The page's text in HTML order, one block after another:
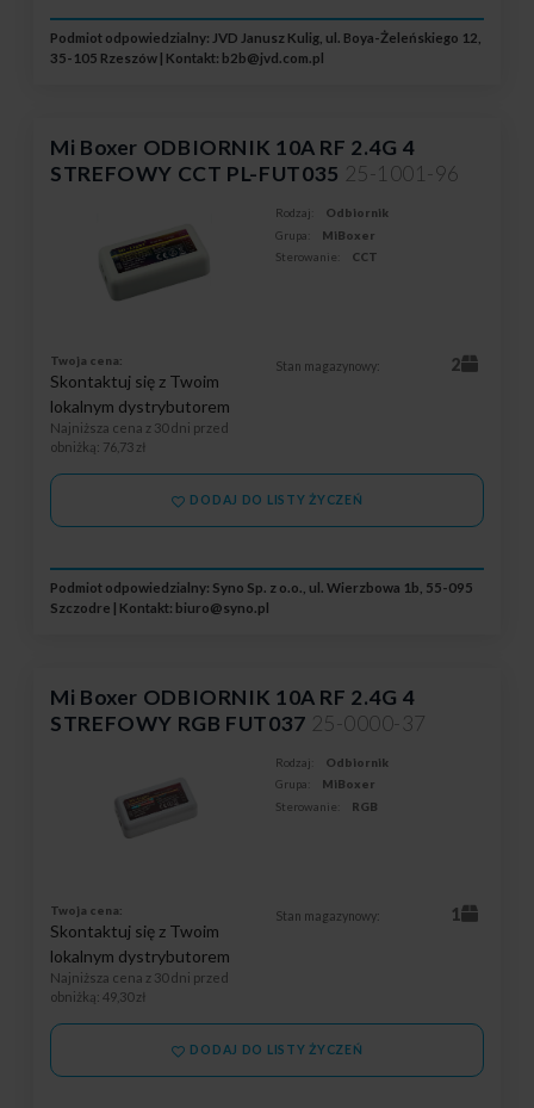
Podmiot odpowiedzialny: JVD Janusz Kulig, ul. Boya-Żeleńskiego 12,
35-105 Rzeszów | Kontakt: b2b@jvd.com.pl
Mi Boxer ODBIORNIK 10A RF 2.4G 4
STREFOWY CCT PL-FUT035 25-1001-96
Rodzaj:
Odbiornik
Grupa:
MiBoxer
Sterowanie:
CCT
Twoja cena:
Skontaktuj się z Twoim
lokalnym dystrybutorem
Najniższa cena z 30 dni przed
obniżką: 76,73 zł
Stan magazynowy: 2
DODAJ DO LISTY ŻYCZEŃ
Podmiot odpowiedzialny: Syno Sp. z o.o., ul. Wierzbowa 1b, 55-095
Szczodre | Kontakt: biuro@syno.pl
Mi Boxer ODBIORNIK 10A RF 2.4G 4
STREFOWY RGB FUT037 25-0000-37
Rodzaj:
Odbiornik
Grupa:
MiBoxer
Sterowanie:
RGB
Twoja cena:
Skontaktuj się z Twoim
lokalnym dystrybutorem
Najniższa cena z 30 dni przed
obniżką: 49,30 zł
Stan magazynowy: 1
DODAJ DO LISTY ŻYCZEŃ